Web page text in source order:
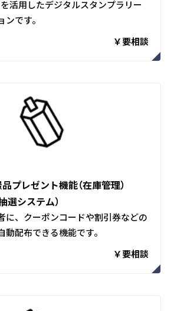
活用したデジタルスタンプラリー
です。
￥要相談
品プレゼント機能（在庫管理）
選システム）
に、クーポンコードや割引券などの
動配布できる機能です。
￥要相談